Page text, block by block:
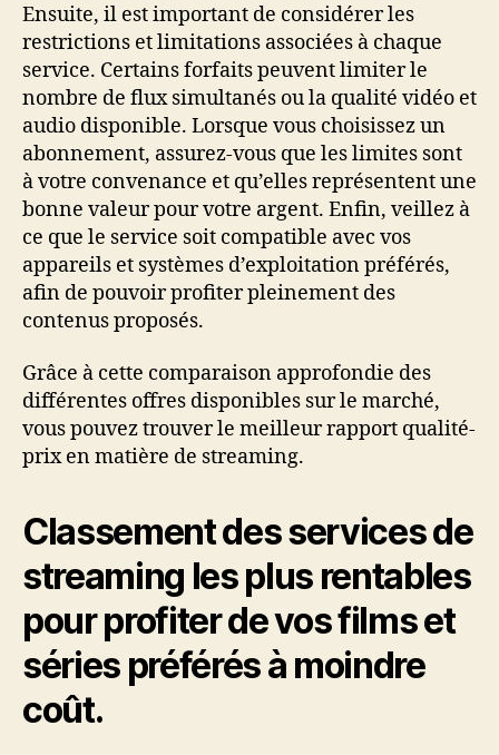
Ensuite, il est important de considérer les
restrictions et limitations associées à chaque
service. Certains forfaits peuvent limiter le
nombre de flux simultanés ou la qualité vidéo et
audio disponible. Lorsque vous choisissez un
abonnement, assurez-vous que les limites sont
à votre convenance et qu’elles représentent une
bonne valeur pour votre argent. Enfin, veillez à
ce que le service soit compatible avec vos
appareils et systèmes d’exploitation préférés,
afin de pouvoir profiter pleinement des
contenus proposés.
Grâce à cette comparaison approfondie des
différentes offres disponibles sur le marché,
vous pouvez trouver le meilleur rapport qualité-
prix en matière de streaming.
Classement des services de
streaming les plus rentables
pour profiter de vos films et
séries préférés à moindre
coût.